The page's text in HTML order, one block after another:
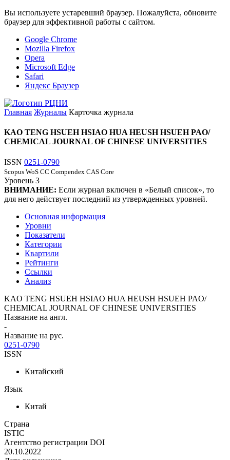
Вы используете устаревший браузер. Пожалуйста, обновите
браузер для эффективной работы с сайтом.
Google Chrome
Mozilla Firefox
Opera
Microsoft Edge
Safari
Яндекс Браузер
Главная Журналы Карточка журнала
KAO TENG HSUEH HSIAO HUA HEUSH HSUEH PAO/
CHEMICAL JOURNAL OF CHINESE UNIVERSITIES
ISSN 0251-0790
Scopus WoS CC Compendex CAS Core
Уровень 3
ВНИМАНИЕ: Если журнал включен в «Белый список», то
для него действует последний из утвержденных уровней.
Основная информация
Уровни
Показатели
Категории
Квартили
Рейтинги
Ссылки
Анализ
KAO TENG HSUEH HSIAO HUA HEUSH HSUEH PAO/
CHEMICAL JOURNAL OF CHINESE UNIVERSITIES
Название на англ.
-
Название на рус.
0251-0790
ISSN
Китайский
Язык
Китай
Страна
ISTIC
Агентство регистрации DOI
20.10.2022